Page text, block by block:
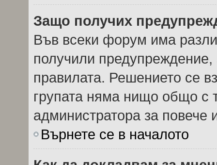
Защо получих
Във всеки форум има
получили
правилата. Решението се
групата няма нищо общо с
администратора за
Върнете се в началото